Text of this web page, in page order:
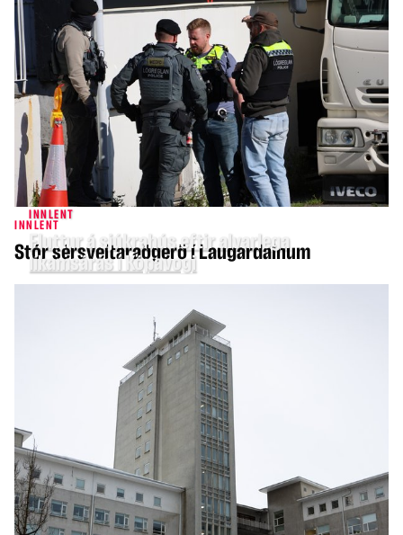
INNLENT
Stór sérsveitaraðgerð í Laugardalnum
INNLENT
Fluttur á sjúkrahús eftir alvarlega
líkamsárás í Kópavogi